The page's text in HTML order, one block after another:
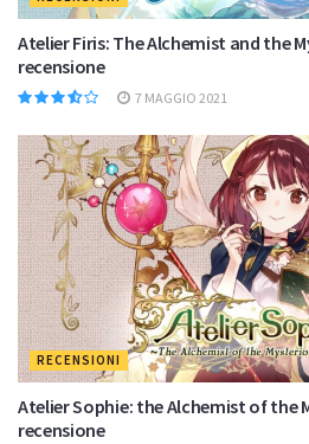
Atelier Firis: The Alchemist and the
recensione
7 MAGGIO 2021
RECENSIONI
Atelier Sophie: the Alchemist of the
recensione